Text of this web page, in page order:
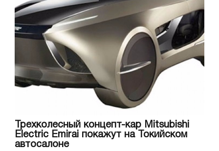
Трехколесный концепт-кар Mitsubishi
Electric Emirai покажут на Токийском
автосалоне